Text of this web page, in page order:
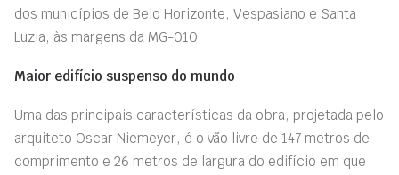
dos municípios de Belo Horizonte, Vespasiano e Santa
Luzia, às margens da MG-010.
Maior edifício suspenso do mundo
Uma das principais características da obra, projetada pelo
arquiteto Oscar Niemeyer, é o vão livre de 147 metros de
comprimento e 26 metros de largura do edifício em que